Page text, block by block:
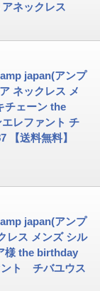
ネックレス
japan(アンプ
ネックレス メ
チェーン the
レファント チ
【送料無料】
japan(アンプ
レス メンズ シル
様 the birthday
ント チバユウス